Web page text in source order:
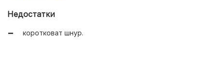
Недостатки
коротковат шнур.